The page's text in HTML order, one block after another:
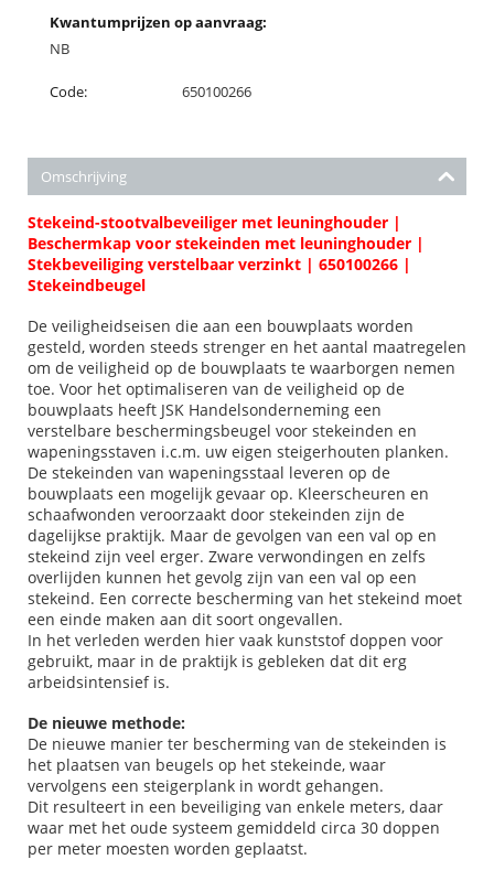
Kwantumprijzen op aanvraag:
NB
Code: 650100266
Omschrijving
Stekeind-stootvalbeveiliger met leuninghouder |
Beschermkap voor stekeinden met leuninghouder |
Stekbeveiliging verstelbaar verzinkt | 650100266 |
Stekeindbeugel
De veiligheidseisen die aan een bouwplaats worden
gesteld, worden steeds strenger en het aantal maatregelen
om de veiligheid op de bouwplaats te waarborgen nemen
toe. Voor het optimaliseren van de veiligheid op de
bouwplaats heeft JSK Handelsonderneming een
verstelbare beschermingsbeugel voor stekeinden en
wapeningsstaven i.c.m. uw eigen steigerhouten planken.
De stekeinden van wapeningsstaal leveren op de
bouwplaats een mogelijk gevaar op. Kleerscheuren en
schaafwonden veroorzaakt door stekeinden zijn de
dagelijkse praktijk. Maar de gevolgen van een val op en
stekeind zijn veel erger. Zware verwondingen en zelfs
overlijden kunnen het gevolg zijn van een val op een
stekeind. Een correcte bescherming van het stekeind moet
een einde maken aan dit soort ongevallen.
In het verleden werden hier vaak kunststof doppen voor
gebruikt, maar in de praktijk is gebleken dat dit erg
arbeidsintensief is.
De nieuwe methode:
De nieuwe manier ter bescherming van de stekeinden is
het plaatsen van beugels op het stekeinde, waar
vervolgens een steigerplank in wordt gehangen.
Dit resulteert in een beveiliging van enkele meters, daar
waar met het oude systeem gemiddeld circa 30 doppen
per meter moesten worden geplaatst.